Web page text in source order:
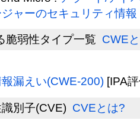
ジャーのセキュリティ情
脆弱性タイプ一覧 CWE
漏えい(CWE-200) [IPA
別子(CVE) CVEとは?